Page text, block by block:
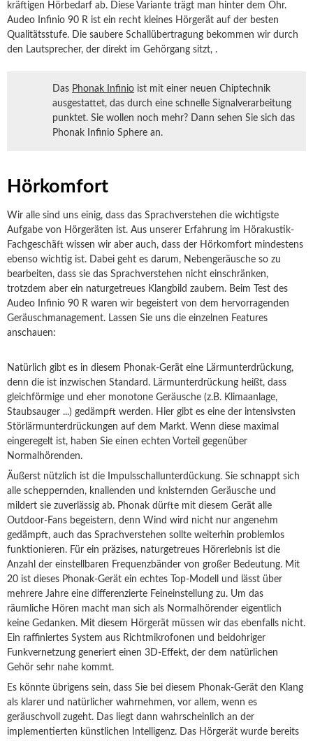
kräftigen Hörbedarf ab. Diese Variante trägt man hinter dem Ohr.
Audeo Infinio 90 R ist ein recht kleines Hörgerät auf der besten
Qualitätsstufe. Die saubere Schallübertragung bekommen wir durch
den Lautsprecher, der direkt im Gehörgang sitzt, .
Das Phonak Infinio ist mit einer neuen Chiptechnik
ausgestattet, das durch eine schnelle Signalverarbeitung
punktet. Sie wollen noch mehr? Dann sehen Sie sich das
Phonak Infinio Sphere an.
Hörkomfort
Wir alle sind uns einig, dass das Sprachverstehen die wichtigste
Aufgabe von Hörgeräten ist. Aus unserer Erfahrung im Hörakustik-
Fachgeschäft wissen wir aber auch, dass der Hörkomfort mindestens
ebenso wichtig ist. Dabei geht es darum, Nebengeräusche so zu
bearbeiten, dass sie das Sprachverstehen nicht einschränken,
trotzdem aber ein naturgetreues Klangbild zaubern. Beim Test des
Audeo Infinio 90 R waren wir begeistert von dem hervorragenden
Geräuschmanagement. Lassen Sie uns die einzelnen Features
anschauen:
Natürlich gibt es in diesem Phonak-Gerät eine Lärmunterdrückung,
denn die ist inzwischen Standard. Lärmunterdrückung heißt, dass
gleichförmige und eher monotone Geräusche (z.B. Klimaanlage,
Staubsauger ...) gedämpft werden. Hier gibt es eine der intensivsten
Störlärmunterdrückungen auf dem Markt. Wenn diese maximal
eingeregelt ist, haben Sie einen echten Vorteil gegenüber
Normalhörenden.
Äußerst nützlich ist die Impulsschallunterdückung. Sie schnappt sich
alle scheppernden, knallenden und knisternden Geräusche und
mildert sie zuverlässig ab. Phonak dürfte mit diesem Gerät alle
Outdoor-Fans begeistern, denn Wind wird nicht nur angenehm
gedämpft, auch das Sprachverstehen sollte weiterhin problemlos
funktionieren. Für ein präzises, naturgetreues Hörerlebnis ist die
Anzahl der einstellbaren Frequenzbänder von großer Bedeutung. Mit
20 ist dieses Phonak-Gerät ein echtes Top-Modell und lässt über
mehrere Jahre eine differenzierte Feineinstellung zu. Um das
räumliche Hören macht man sich als Normalhörender eigentlich
keine Gedanken. Mit diesem Hörgerät müssen wir das ebenfalls nicht.
Ein raffiniertes System aus Richtmikrofonen und beidohriger
Funkvernetzung generiert einen 3D-Effekt, der dem natürlichen
Gehör sehr nahe kommt.
Es könnte übrigens sein, dass Sie bei diesem Phonak-Gerät den Klang
als klarer und natürlicher wahrnehmen, vor allem, wenn es
geräuschvoll zugeht. Das liegt dann wahrscheinlich an der
implementierten künstlichen Intelligenz. Das Hörgerät wurde bereits